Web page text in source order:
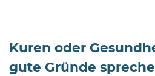
Kuren oder
gute Gründe